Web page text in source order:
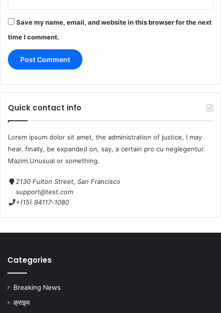
Save my name, email, and website in this browser for the next
time I comment.
Quick contact info
Lorem ipsum dolor sit amet, the administration of justice, I may
hear, finally, be expanded on, say, a certain pro cu neglegentur.
Mazim.Unusual or something.
2130 Fulton Street, San Francisco
support@test.com
+(15) 94117-1080
Categories
Breaking News
क्राइम